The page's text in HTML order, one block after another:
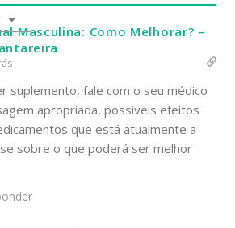
Masculina: Como Melhorar? –
suplemento, fale com o seu médico
apropriada, possíveis efeitos
que está atualmente a
sobre o que poderá ser melhor